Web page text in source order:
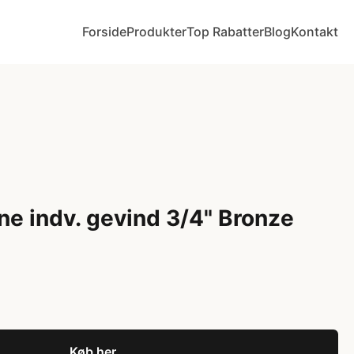
ForsideProdukterTop RabatterBlogKontakt
indv. gevind 3/4" Bronze